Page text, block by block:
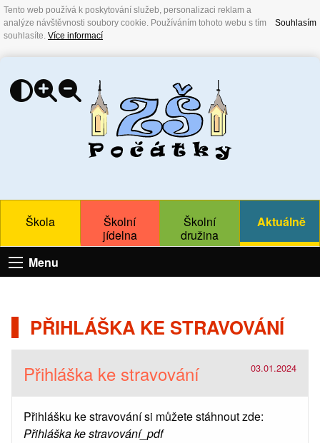
Tento web používá k poskytování služeb, personalizaci reklam a
analýze návštěvnosti soubory cookie. Používáním tohoto webu s tím
souhlasíte. Více informací
Souhlasím
Škola
Školní
jídelna
Školní
družina
Aktuálně
Menu
PŘIHLÁŠKA KE STRAVOVÁNÍ
Přihláška ke stravování 03.01.2024
Přihlášku ke stravování si můžete stáhnout zde:
Přihláška ke stravování_pdf